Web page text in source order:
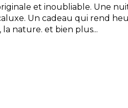
et inoubliable. Une
Un cadeau qui rend
la nature. et bien plus...